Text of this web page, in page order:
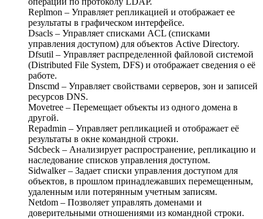
Replmon – Управляет репликацией и отображает ее
результаты в графическом интерфейсе.
Dsacls – Управляет списками ACL (списками
управления доступом) для объектов Active Directory.
Dfsutil – Управляет распределенной файловой системой
(Distributed File System, DFS) и отображает сведения о её
работе.
Dnscmd – Управляет свойствами серверов, зон и записей
ресурсов DNS.
Movetree – Перемещает объекты из одного домена в
другой.
Repadmin – Управляет репликацией и отображает её
результаты в окне командной строки.
Sdcbeck – Анализирует распространение, репликацию и
наследование списков управления доступом.
Sidwalker – Задает списки управления доступом для
объектов, в прошлом принадлежавших перемещенным,
удаленным или потерянным учетным записям.
Netdom – Позволяет управлять доменами и
доверительными отношениями из командной строки.